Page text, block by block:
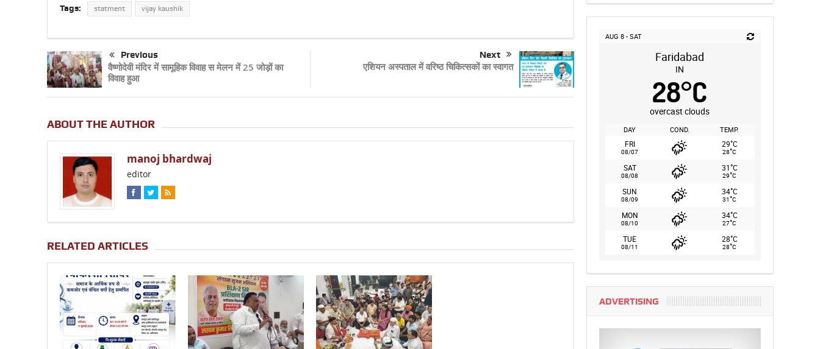
Tags: statment vijay kaushik
Previous
वैष्णोदेवी मंदिर में सामूहिक विवाह स मेलन में 25 जोड़ों का
विवाह हुआ
Next
एशियन अस्पताल में वरिष्ठ चिकित्सकों का स्वागत
ABOUT THE AUTHOR
manoj bhardwaj
editor
RELATED ARTICLES
AUG 8 - SAT
Faridabad
IN
28°C
overcast clouds
DAY COND. TEMP.
FRI
08/07
29°C
28°C
SAT
08/08
31°C
29°C
SUN
08/09
34°C
31°C
MON
08/10
34°C
27°C
TUE
08/11
28°C
28°C
ADVERTISING